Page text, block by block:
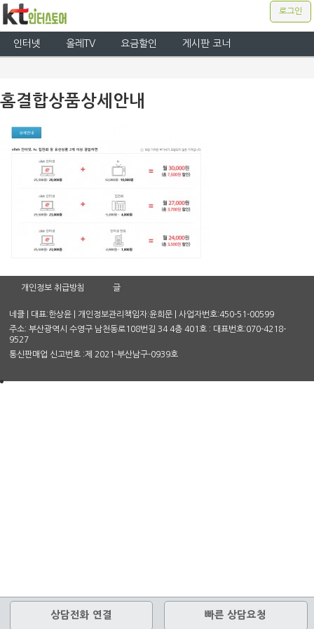
로그인
인터넷 올레TV 요금할인 게시판 코너
홈결합상품상세안내
개인정보 취급방침 글
네클 | 대표:한상윤 | 개인정보관리책임자:윤희문 | 사업자번호:450-51-00599
주소: 부산광역시 수영구 남천동로108번길 34 4층 401호 : 대표번호:070-4218-
9527
통신판매업 신고번호 :제 2021-부산남구-0939호
상담전화 연결 빠른 상담요청